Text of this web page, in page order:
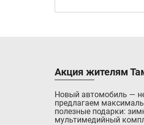
Акция жителям
Новый автомобиль —
предлагаем
полезные подарки:
мультимедийный